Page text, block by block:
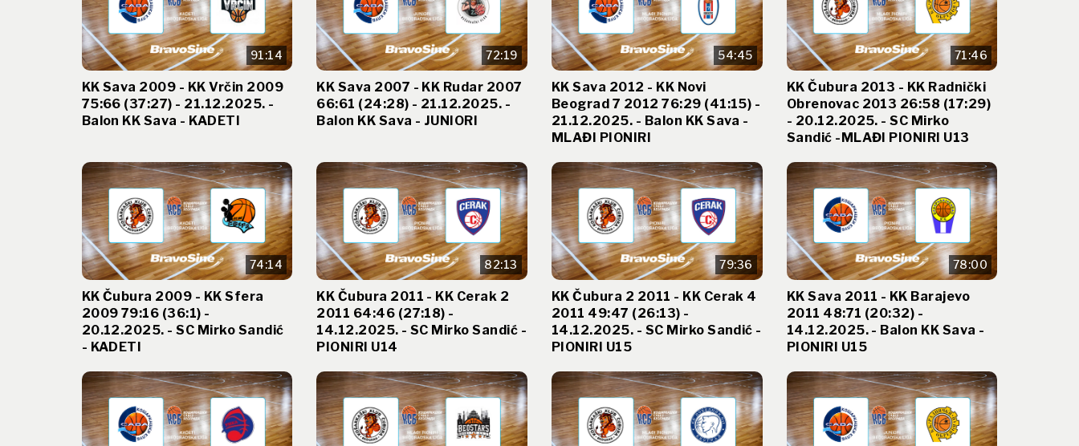
91:14
KK Sava 2009 - KK Vrčin 2009
75:66 (37:27) - 21.12.2025. -
Balon KK Sava - KADETI
72:19
KK Sava 2007 - KK Rudar 2007
66:61 (24:28) - 21.12.2025. -
Balon KK Sava - JUNIORI
54:45
KK Sava 2012 - KK Novi
Beograd 7 2012 76:29 (41:15) -
21.12.2025. - Balon KK Sava -
MLAĐI PIONIRI
71:46
KK Čubura 2013 - KK Radnički
Obrenovac 2013 26:58 (17:29)
- 20.12.2025. - SC Mirko
Sandić -MLAĐI PIONIRI U13
74:14
KK Čubura 2009 - KK Sfera
2009 79:16 (36:1) -
20.12.2025. - SC Mirko Sandić
- KADETI
82:13
KK Čubura 2011 - KK Cerak 2
2011 64:46 (27:18) -
14.12.2025. - SC Mirko Sandić -
PIONIRI U14
79:36
KK Čubura 2 2011 - KK Cerak 4
2011 49:47 (26:13) -
14.12.2025. - SC Mirko Sandić -
PIONIRI U15
78:00
KK Sava 2011 - KK Barajevo
2011 48:71 (20:32) -
14.12.2025. - Balon KK Sava -
PIONIRI U15